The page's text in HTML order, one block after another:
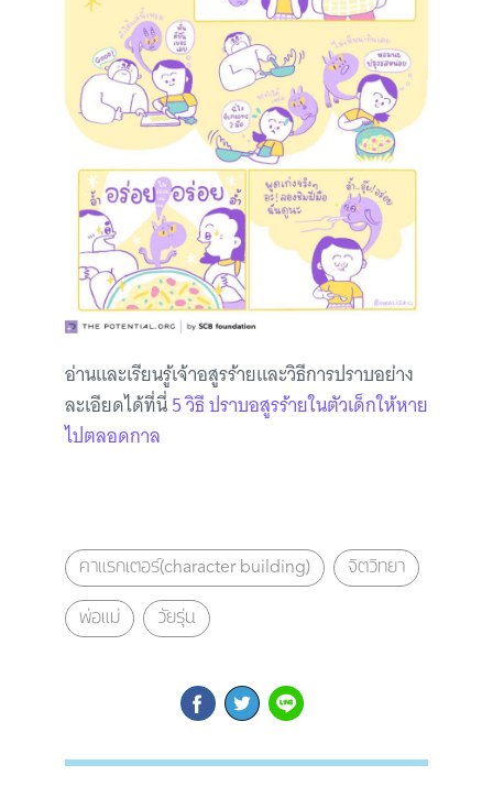
อ่านและเรียนรู้เจ้าอสูรร้ายและวิธีการปราบอย่าง
ละเอียดได้ที่นี่5 วิธี ปราบอสูรร้ายในตัวเด็กให้หาย
ไปตลอดกาล
คาแรกเตอร์(character building) จิตวิทยา
พ่อแม่ วัยรุ่น